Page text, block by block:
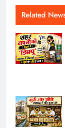
Related